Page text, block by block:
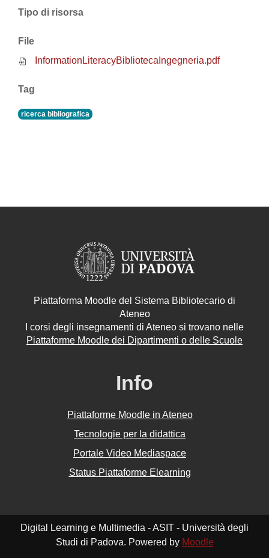
Tipo di risorsa
File
InformationLiteracyBibliotecaIngegneria.pdf
Tag
ricerca bibliografica
Piattaforma Moodle del Sistema Bibliotecario di
Ateneo
I corsi degli insegnamenti di Ateneo si trovano nelle
Piattaforme Moodle dei Dipartimenti o delle Scuole
Info
Piattaforme Moodle in Ateneo
Tecnologie per la didattica
Portale Video Mediaspace
Status Piattaforme Elearning
Digital Learning e Multimedia - ASIT - Università degli
Studi di Padova. Powered by Moodle